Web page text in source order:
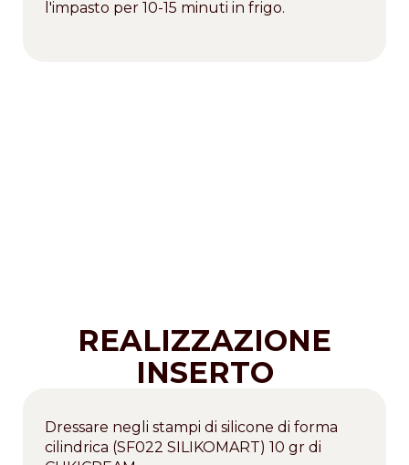
l'impasto per 10-15 minuti in frigo.
REALIZZAZIONE
INSERTO
Dressare negli stampi di silicone di forma
cilindrica (SF022 SILIKOMART) 10 gr di